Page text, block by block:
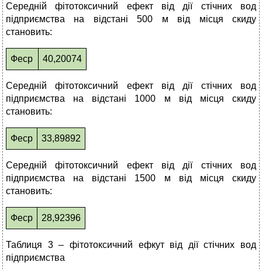
Середній фітотоксичний ефект від дії стічних вод
підприємства на відстані 500 м від місця скиду
становить:
Феср 40,20074
Середній фітотоксичний ефект від дії стічних вод
підприємства на відстані 1000 м від місця скиду
становить:
Феср 33,89892
Середній фітотоксичний ефект від дії стічних вод
підприємства на відстані 1500 м від місця скиду
становить:
Феср 28,92396
Таблиця 3 – фітотоксичний ефкут від дії стічних вод
підприємства